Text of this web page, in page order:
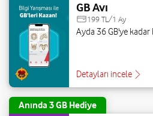
GB Avı
199 TL/1 Ay
Ayda 36 GB'ye kadar
Detayları incele
Anında 3 GB Hediye